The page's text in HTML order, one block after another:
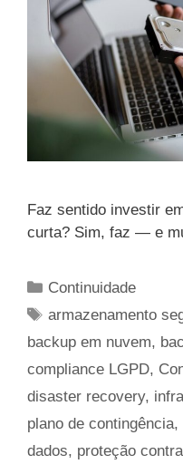
Faz sentido investir
curta? Sim, faz — e
Categorias
Continuidade
Tags
armazenamento
backup em nuvem,
compliance LGPD,
disaster recovery,
plano de contingência,
dados, proteção